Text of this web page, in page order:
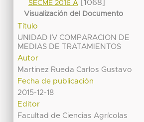
SECME 2016 A[1068]
Visualización del Documento
Título
UNIDAD IV COMPARACION DE
MEDIAS DE TRATAMIENTOS
Autor
Martinez Rueda Carlos Gustavo
Fecha de publicación
2015-12-18
Editor
Facultad de Ciencias Agrícolas